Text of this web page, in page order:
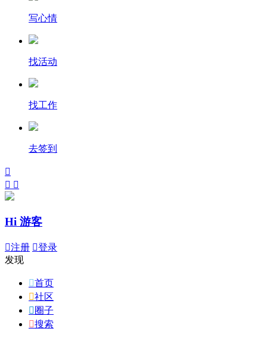
写心情
找活动
找工作
去签到

 
Hi 游客
注册 登录
发现
首页
社区
 圈子
搜索